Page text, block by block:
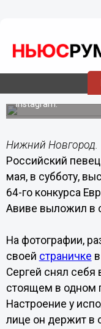
18.05.201910:08
Сергей
селфи перед
Фотографию в
Instagram.
Нижний Новгород.
Российский
мая, в субботу,
64-го конкурса
Авиве выложил в
На фотографии,
своей страничке
Сергей снял
стоящем в одном
Настроение у
лице он держит в